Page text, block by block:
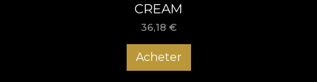
CREAM
36,18 €
Acheter